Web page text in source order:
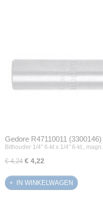
Gedore R47110011 (3300146)
Bithouder 1/4" 6-kt x 1/4" 6-kt.,
€ 4,24 € 4,22
IN WINKELWAGEN